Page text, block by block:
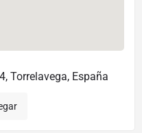
Torrelavega, España